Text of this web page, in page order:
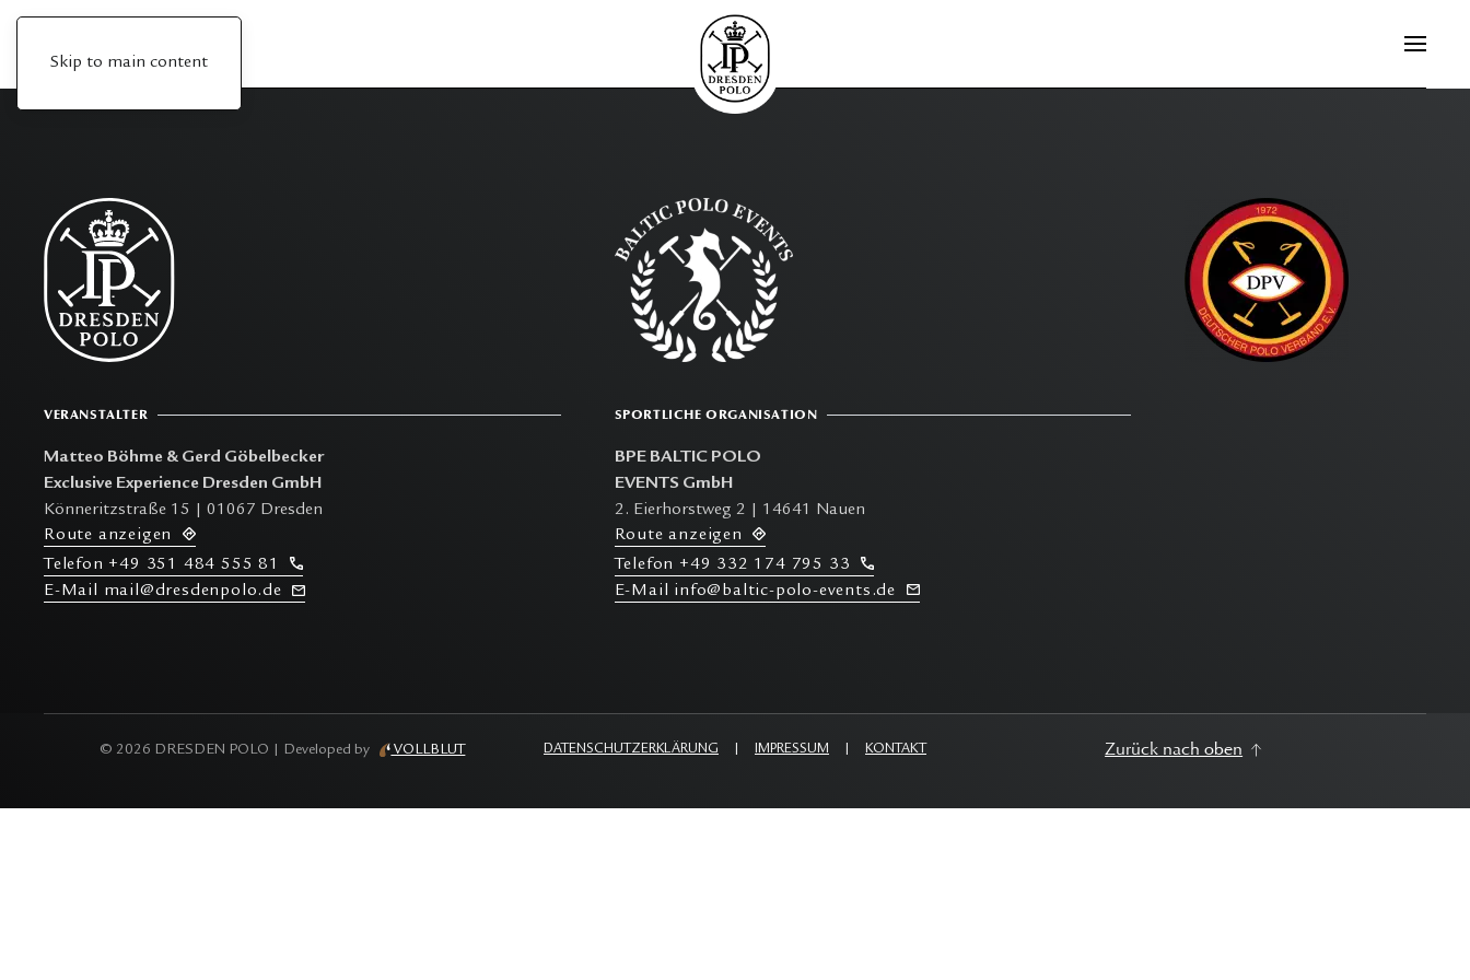
Skip to main content
VERANSTALTER
Matteo Böhme & Gerd Göbelbecker
Exclusive Experience Dresden GmbH
Könneritzstraße 15 | 01067 Dresden
Route anzeigen
T elefon +49 351 484 555 81
E-Mail mail@dresdenpolo.de
SPORTLICHE ORGANISATION
BPE BALTIC POLO
EVENTS GmbH
2. Eierhorstweg 2 | 14641 Nauen
Route anzeigen
Telefon +49 332 174 795 33
E-Mail info@baltic-polo-events.de
© 2026 DRESDEN POLO | Developed by VOLLBLUT DATENSCHUTZERKLÄRUNG IMPRESSUM KONTAKT Zurück nach oben